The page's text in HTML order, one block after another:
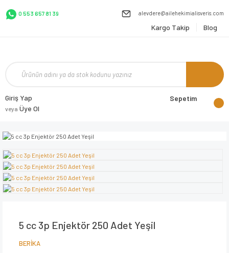
0 553 657 81 39 alevdere@ailehekimialisveris.com
Kargo Takip Blog
Giriş Yap
veya Üye Ol
Sepetim
5 cc 3p Enjektör 250 Adet Yeşil
BERİKA